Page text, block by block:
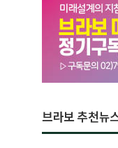
브라보 추천뉴